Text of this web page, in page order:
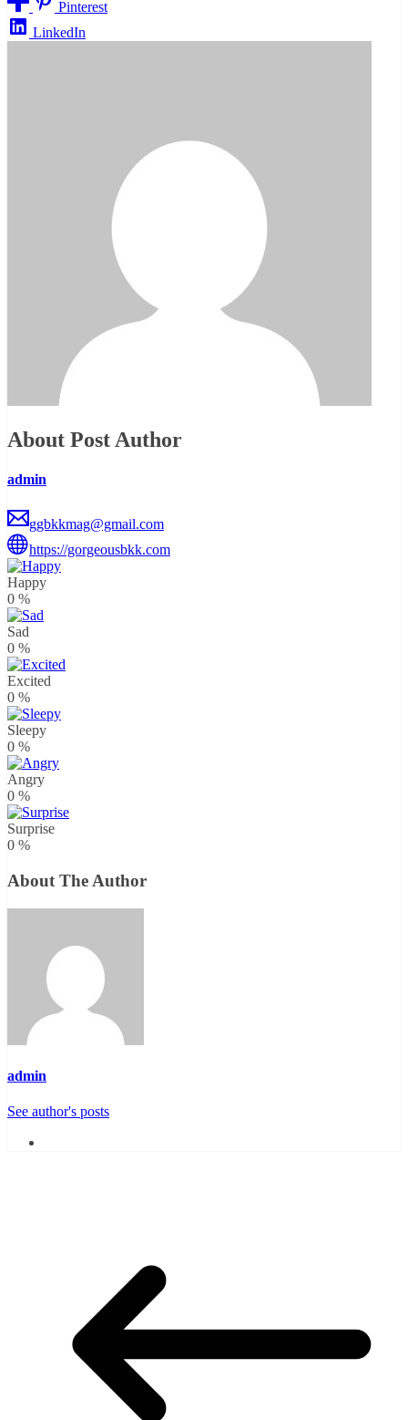
Pinterest
LinkedIn
About Post Author
admin
ggbkkmag@gmail.com
https://gorgeousbkk.com
Happy
0 %
Sad
0 %
Excited
0 %
Sleepy
0 %
Angry
0 %
Surprise
0 %
About The Author
admin
See author's posts